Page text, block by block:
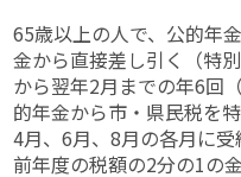
65歳以上の人で、公的年
金から直接差し引く（特
から翌年2月までの年6回
的年金から市・県民税を特
4月、6月、8月の各月に受
前年度の税額の2分の1の